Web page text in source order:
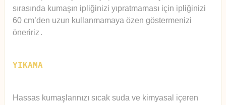
sırasında kumaşın ipliğinizi yıpratmaması için ipliğinizi
60 cm’den uzun kullanmamaya özen göstermenizi
öneririz .
YIKAMA
Hassas kumaşlarınızı sıcak suda ve kimyasal içeren